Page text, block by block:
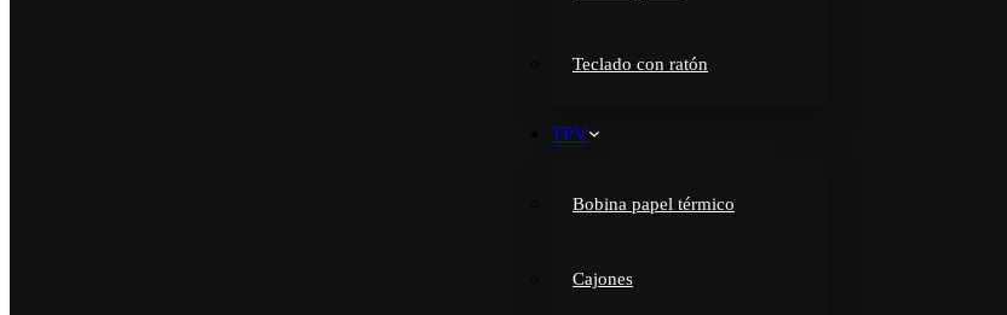
Teclado con ratón
TPV
Bobina papel térmico
Cajones